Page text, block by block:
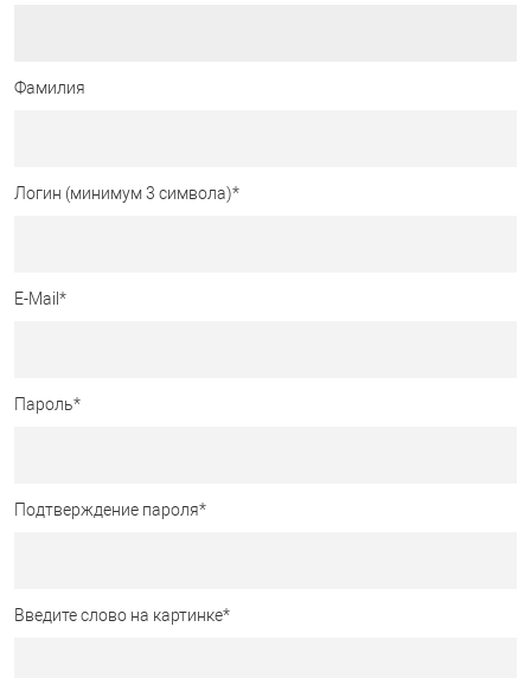
Фамилия
Логин (минимум 3 символа)*
E-Mail *
Пароль*
Подтверждение пароля*
Введите слово на картинке*